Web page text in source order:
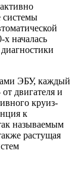
системы
х началась
ЭБУ, каждый
двигателя и
круиз-
к
называемым
растущая